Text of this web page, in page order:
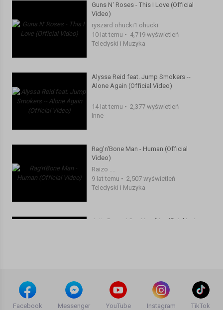
Guns N' Roses - This I Love (Official
Video)
ryszard ohucki1 ohucki
10 lat temu • 4,719 wyświetleń
Teledyski i Muzyka
Alyssa Reid feat. Jump Smokers --
Alone Again (Official Video)
14 lat temu • 2,377 wyświetleń
Inne
Rag'n'Bone Man - Human (Official
Video)
Raizo ....
9 lat temu • 2,507 wyświetleń
Teledyski i Muzyka
Jutty Ranx - I See You (Unofficial Lyric
Hardwell & Dyro feat. Bright Lights -
Never Say Goodbye (Official Music
Facebook Messenger YouTube Instagram TikTok